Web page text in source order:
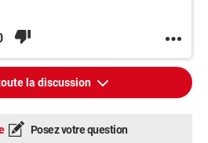
la discussion
Posez votre question